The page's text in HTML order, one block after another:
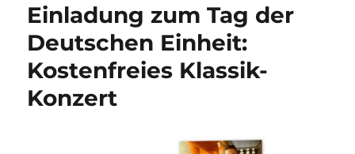
Kapitulation?
Entscheidung
des
Oberbürgermeisters
Hastenbeck“
Einladung zum Tag der
Deutschen Einheit:
Kostenfreies Klassik-
Konzert